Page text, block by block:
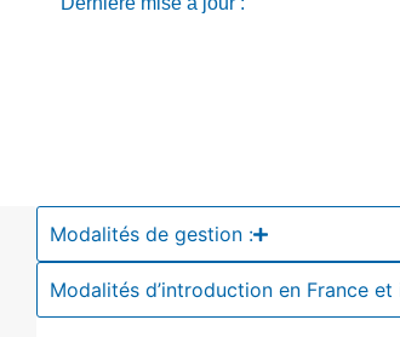
Modalités de gestion :
Modalités d’introduction en France